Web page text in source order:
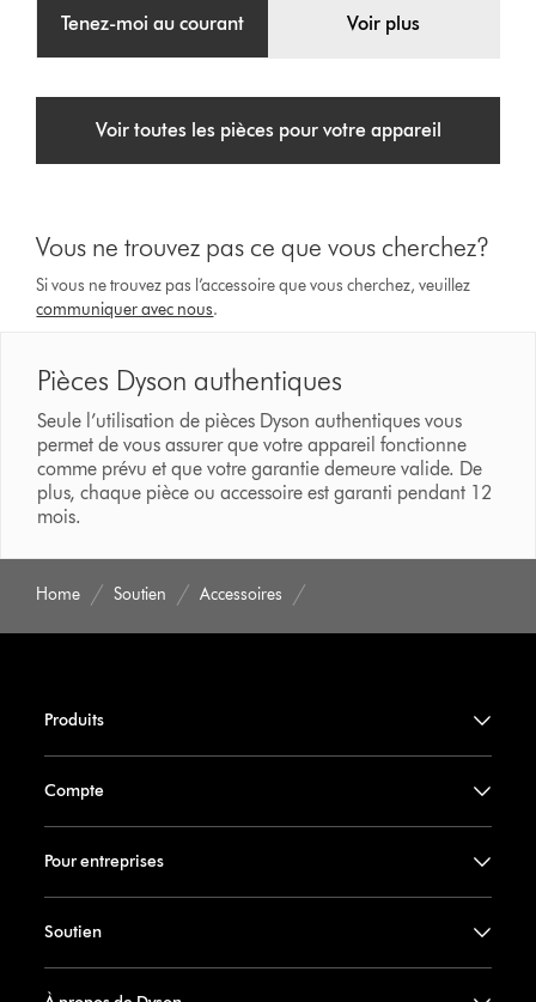
Tenez-moi au courant Voir plus
Voir toutes les pièces pour votre appareil
Vous ne trouvez pas ce que vous cherchez?
Si vous ne trouvez pas l’accessoire que vous cherchez, veuillez
communiquer avec nous.
Pièces Dyson authentiques
Seule l’utilisation de pièces Dyson authentiques vous
permet de vous assurer que votre appareil fonctionne
comme prévu et que votre garantie demeure valide. De
plus, chaque pièce ou accessoire est garanti pendant 12
mois.
Home Soutien Accessoires
Produits
Compte
Pour entreprises
Soutien